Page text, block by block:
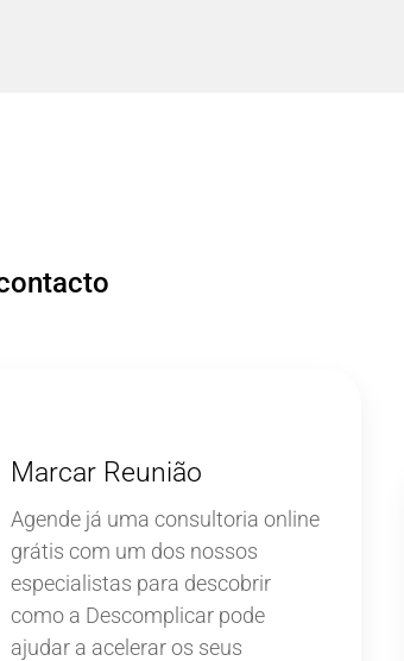
Marcar Reunião
Agende já uma consultoria online
grátis com um dos nossos
especialistas para descobrir
como a Descomplicar pode
ajudar a acelerar os seus